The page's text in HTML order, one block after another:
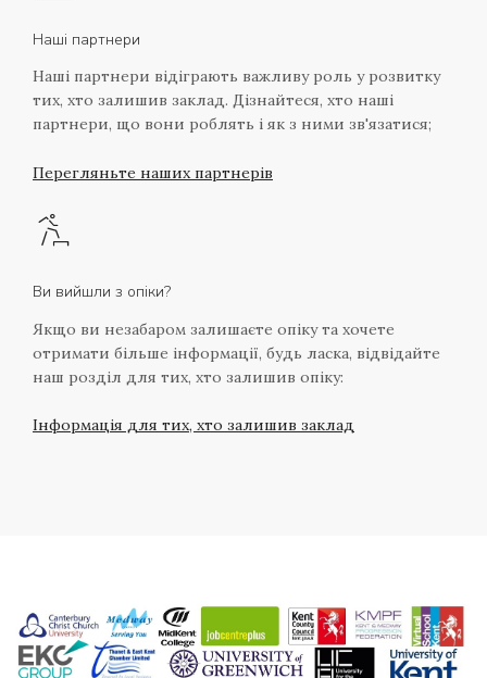
Наші партнери
Наші партнери відіграють важливу роль у розвитку
тих, хто залишив заклад. Дізнайтеся, хто наші
партнери, що вони роблять і як з ними зв'язатися;
Перегляньте наших партнерів
Ви вийшли з опіки?
Якщо ви незабаром залишаєте опіку та хочете
отримати більше інформації, будь ласка, відвідайте
наш розділ для тих, хто залишив опіку:
Інформація для тих, хто залишив заклад